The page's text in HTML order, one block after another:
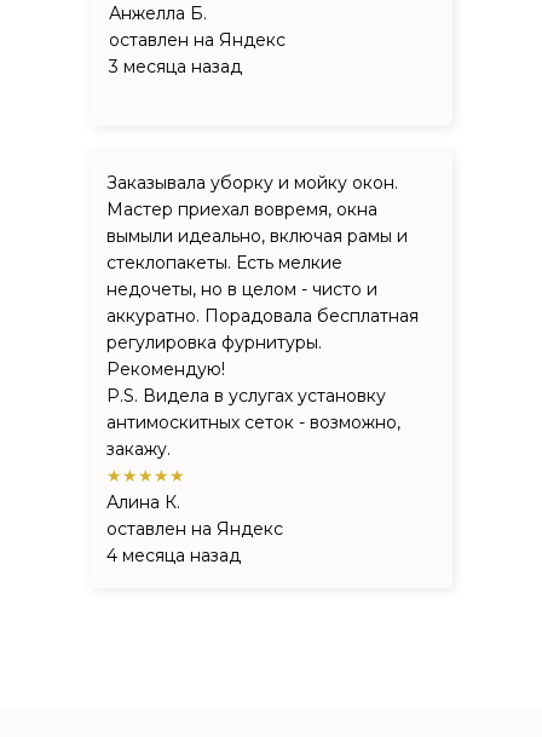
Заказывала уборку и мойку окон.
Мастер приехал вовремя, окна
вымыли идеально, включая рамы и
стеклопакеты. Есть мелкие
недочеты, но в целом - чисто и
аккуратно. Порадовала бесплатная
регулировка фурнитуры.
Рекомендую!
P.S. Видела в услугах установку
антимоскитных сеток - возможно,
закажу.
★★★★★
Алина К.
оставлен на Яндекс
4 месяца назад
Анжелла Б.
оставлен на Яндекс
3 месяца назад